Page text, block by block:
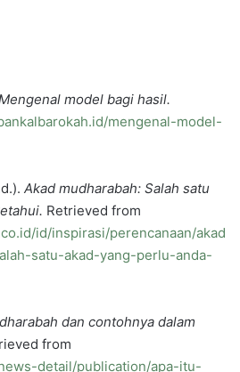
model bagi hasil.
mengenal-model-
Akad mudharabah: Salah satu
Retrieved from
id/inspirasi/perencanaan/akad
satu-akad-yang-perlu-anda-
dan contohnya dalam
from
detail/publication/apa-itu-